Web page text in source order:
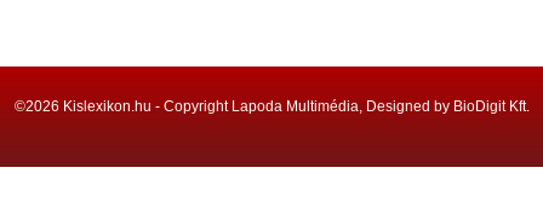
©2026 Kislexikon.hu - Copyright Lapoda Multimédia, Designed by BioDigit Kft.